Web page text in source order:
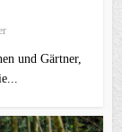
und Gärtner,